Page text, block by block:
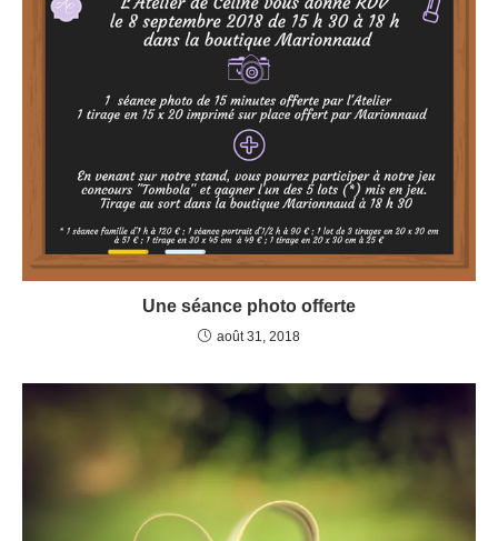
Une séance photo offerte
août 31, 2018